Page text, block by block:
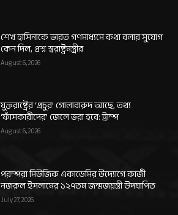
শেখ হাসিনাকে ভারত গণমাধ্যমে কথা বলার সুযোগ
কেন দিল, প্রশ্ন স্বরাষ্ট্রমন্ত্রীর
August 6, 2026
যুক্তরাষ্ট্রের ‘প্রচুর’ গোলাবারুদ আছে, তথ্য
‘ফাঁসকারীদের’ জেলে ভরা হবে: ট্রাম্প
August 6, 2026
পরম্পরা মিউজিক একাডেমির উদ্যোগে কাজী
নজরুল ইসলামের ১২৭তম জন্মজয়ন্তী উদযাপিত
July 27, 2026